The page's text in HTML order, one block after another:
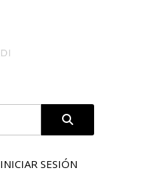
INICIAR SESIÓN